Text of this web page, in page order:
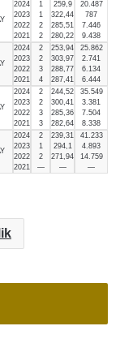
2024
2023
2022
2021
1
1
2
2
259,9
322,44
285,51
280,22
20.487
787
7.446
9.438
2024
2023
2022
2021
2
2
3
4
253,94
303,97
288,77
287,41
25.862
2.741
6.134
6.444
2024
2023
2022
2021
2
2
3
3
244,52
300,41
285,36
282,64
35.549
3.381
7.504
8.338
2024
2023
2022
2021
2
1
2
—
239,31
294,1
271,94
—
41.233
4.893
14.759
—